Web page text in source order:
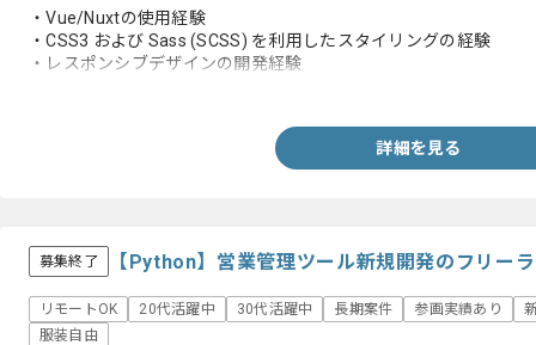
・Vue/Nuxtの使用経験
・CSS3 および Sass (SCSS) を利用したスタイリングの経験
・レスポンシブデザインの開発経験
詳細を見る
募集終了 【Python】営業管理ツール新規開発のフリー
リモートOK 20代活躍中 30代活躍中 長期案件 参画実績あり
服装自由